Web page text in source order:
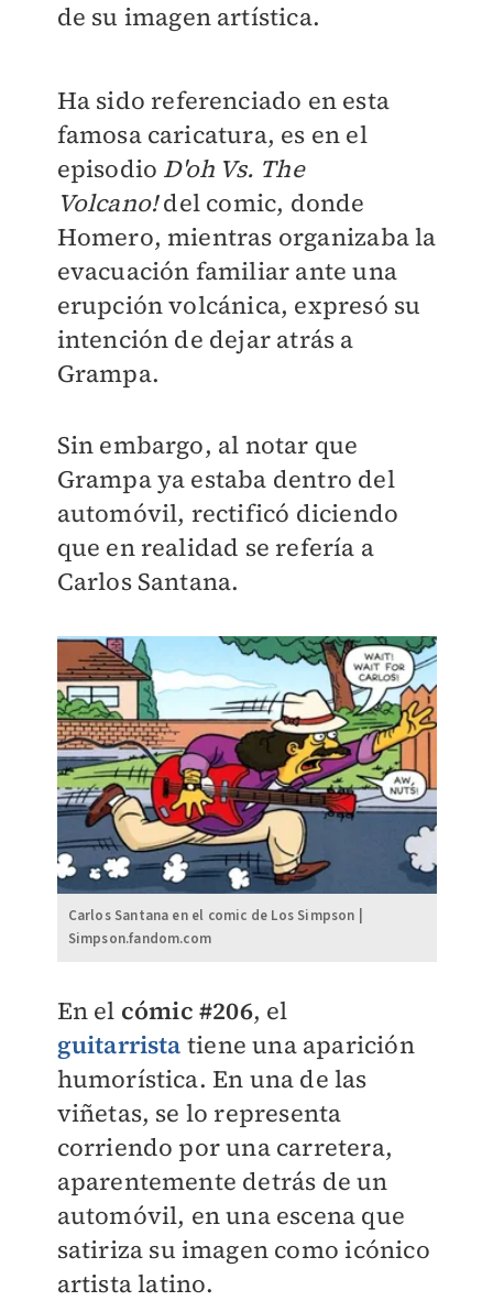
de su imagen artística.
Ha sido referenciado en esta
famosa caricatura, es en el
episodio D'oh Vs. The
Volcano!del comic, donde
Homero, mientras organizaba la
evacuación familiar ante una
erupción volcánica, expresó su
intención de dejar atrás a
Grampa.
Sin embargo, al notar que
Grampa ya estaba dentro del
automóvil, rectificó diciendo
que en realidad se refería a
Carlos Santana.
Carlos Santana en el comic de Los Simpson |
Simpson.fandom.com
En el cómic #206, el
guitarrista tiene una aparición
humorística. En una de las
viñetas, se lo representa
corriendo por una carretera,
aparentemente detrás de un
automóvil, en una escena que
satiriza su imagen como icónico
artista latino.